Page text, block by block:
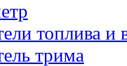
топлива и
трима